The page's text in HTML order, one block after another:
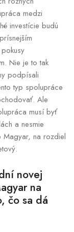
medzi
investície budú
Nie je to tak
podpísali
typ spolupráce
Ale
musí byť
a nesmie
Magyar, na rozdiel
novej
na
čo sa dá